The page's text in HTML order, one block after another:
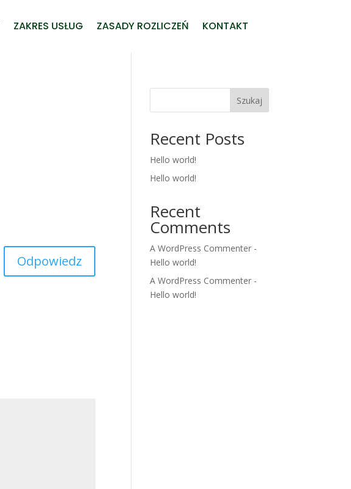
ZAKRES USŁUG ZASADY ROZLICZEŃ KONTAKT
Odpowiedz
Szukaj
Recent Posts
Hello world!
Hello world!
Recent
Comments
A WordPress Commenter -
Hello world!
A WordPress Commenter -
Hello world!